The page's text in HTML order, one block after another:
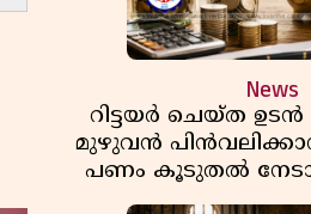
News
റിട്ടയർ ചെയ്ത
മുഴുവൻ
പണം കൂടുതൽ
ഒയുടെ നിയമം